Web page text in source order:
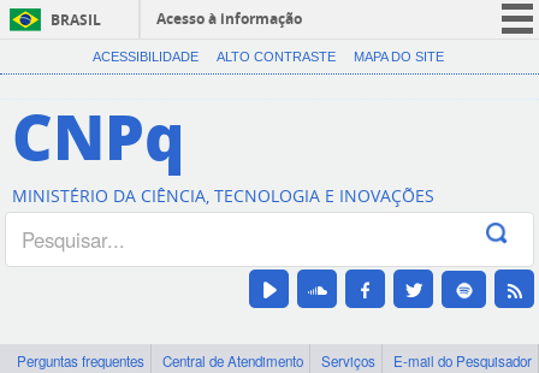
BRASIL
Acesso à informação
CORONAVÍRUS (COVID-19)
Canais
ACESSIBILIDADE ALTO CONTRASTE MAPA DO SITE
CNPq
MINISTÉRIO DA CIÊNCIA, TECNOLOGIA E INOVAÇÕES
Perguntas frequentes Central de Atendimento Serviços
E-mail do Pesquisador